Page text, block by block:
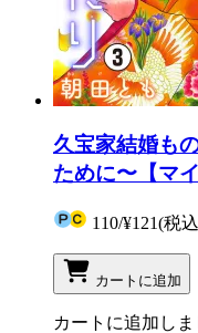
久宝家結婚も
ために〜【マ
110/¥121(税
カートに追加
カートに追加しま